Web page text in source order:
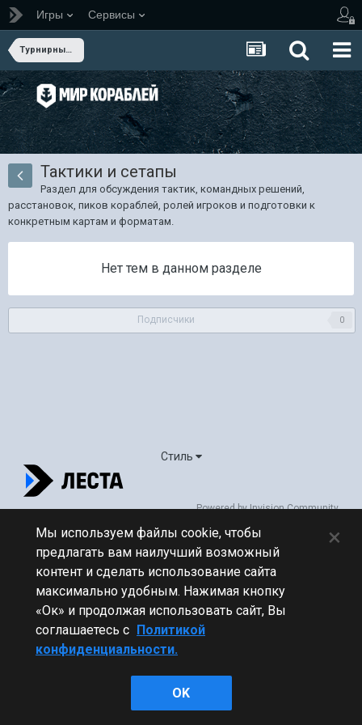
Игры Сервисы
Турнирный клуб
Тактики и сетапы
Раздел для обсуждения тактик, командных решений,
расстановок, пиков кораблей, ролей игроков и подготовки к
конкретным картам и форматам.
Нет тем в данном разделе
Подписчики 0
Стиль
Powered by Invision Community
Мы используем файлы cookie, чтобы
предлагать вам наилучший возможный
контент и сделать использование сайта
максимально удобным. Нажимая кнопку
«Ок» и продолжая использовать сайт, Вы
соглашаетесь с Политикой
конфиденциальности.
OK
×